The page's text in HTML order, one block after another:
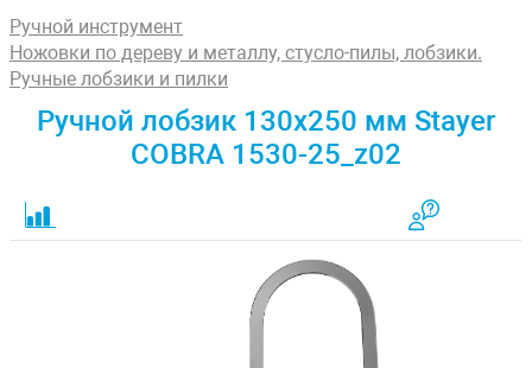
Ручной инструмент
Ножовки по дереву и металлу, стусло-пилы, лобзики.
Ручные лобзики и пилки
Ручной лобзик 130x250 мм Stayer
COBRA 1530-25_z02